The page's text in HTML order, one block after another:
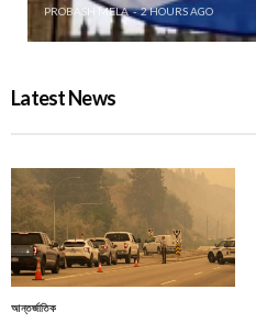
PROBASH MELA 2 HOURS AGO
Latest News
আন্তর্জাতিক